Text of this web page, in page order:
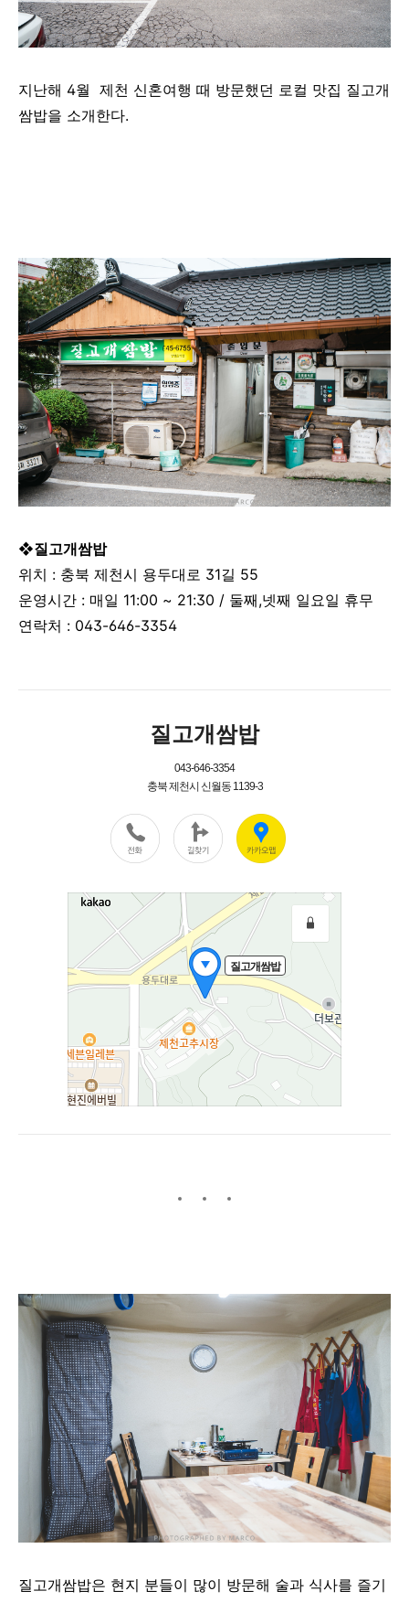
지난해 4월 제천 신혼여행 때 방문했던 로컬 맛집 질고개
쌈밥을 소개한다.
❖질고개쌈밥
위치 : 충북 제천시 용두대로 31길 55
운영시간 : 매일 11:00 ~ 21:30 / 둘째,넷째 일요일 휴무
연락처 : 043-646-3354
질고개쌈밥은 현지 분들이 많이 방문해 술과 식사를 즐기